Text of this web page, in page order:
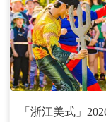
「浙江美式」